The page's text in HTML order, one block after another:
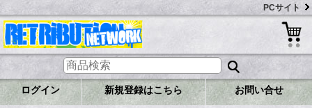
PCサイト
ログイン 新規登録はこちら お問い合せ